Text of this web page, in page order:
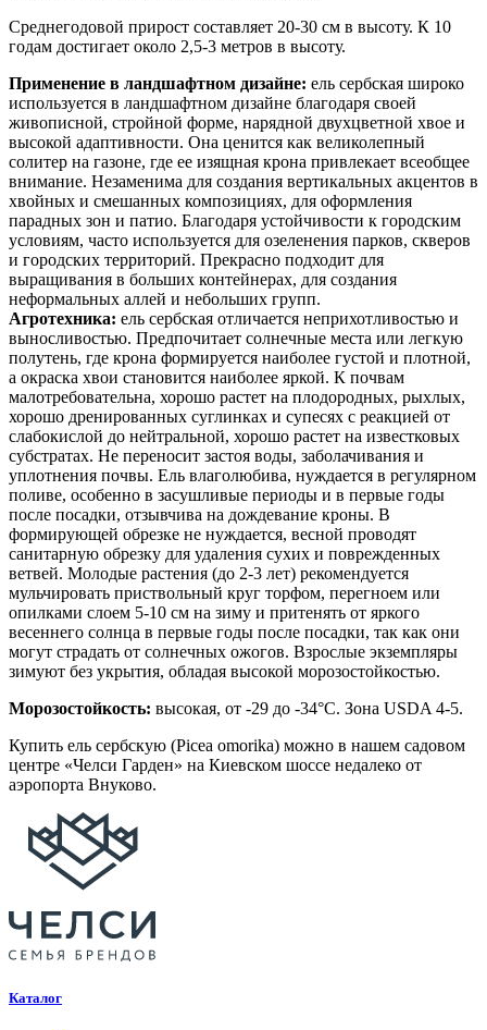
Среднегодовой прирост составляет 20-30 см в высоту. К 10
годам достигает около 2,5-3 метров в высоту.
Применение в ландшафтном дизайне: ель сербская широко
используется в ландшафтном дизайне благодаря своей
живописной, стройной форме, нарядной двухцветной хвое и
высокой адаптивности. Она ценится как великолепный
солитер на газоне, где ее изящная крона привлекает всеобщее
внимание. Незаменима для создания вертикальных акцентов в
хвойных и смешанных композициях, для оформления
парадных зон и патио. Благодаря устойчивости к городским
условиям, часто используется для озеленения парков, скверов
и городских территорий. Прекрасно подходит для
выращивания в больших контейнерах, для создания
неформальных аллей и небольших групп.
Агротехника: ель сербская отличается неприхотливостью и
выносливостью. Предпочитает солнечные места или легкую
полутень, где крона формируется наиболее густой и плотной,
а окраска хвои становится наиболее яркой. К почвам
малотребовательна, хорошо растет на плодородных, рыхлых,
хорошо дренированных суглинках и супесях с реакцией от
слабокислой до нейтральной, хорошо растет на известковых
субстратах. Не переносит застоя воды, заболачивания и
уплотнения почвы. Ель влаголюбива, нуждается в регулярном
поливе, особенно в засушливые периоды и в первые годы
после посадки, отзывчива на дождевание кроны. В
формирующей обрезке не нуждается, весной проводят
санитарную обрезку для удаления сухих и поврежденных
ветвей. Молодые растения (до 2-3 лет) рекомендуется
мульчировать приствольный круг торфом, перегноем или
опилками слоем 5-10 см на зиму и притенять от яркого
весеннего солнца в первые годы после посадки, так как они
могут страдать от солнечных ожогов. Взрослые экземпляры
зимуют без укрытия, обладая высокой морозостойкостью.
Морозостойкость: высокая, от -29 до -34°C. Зона USDA 4-5.
Купить ель сербскую (Picea omorika) можно в нашем садовом
центре «Челси Гарден» на Киевском шоссе недалеко от
аэропорта Внуково.
Каталог